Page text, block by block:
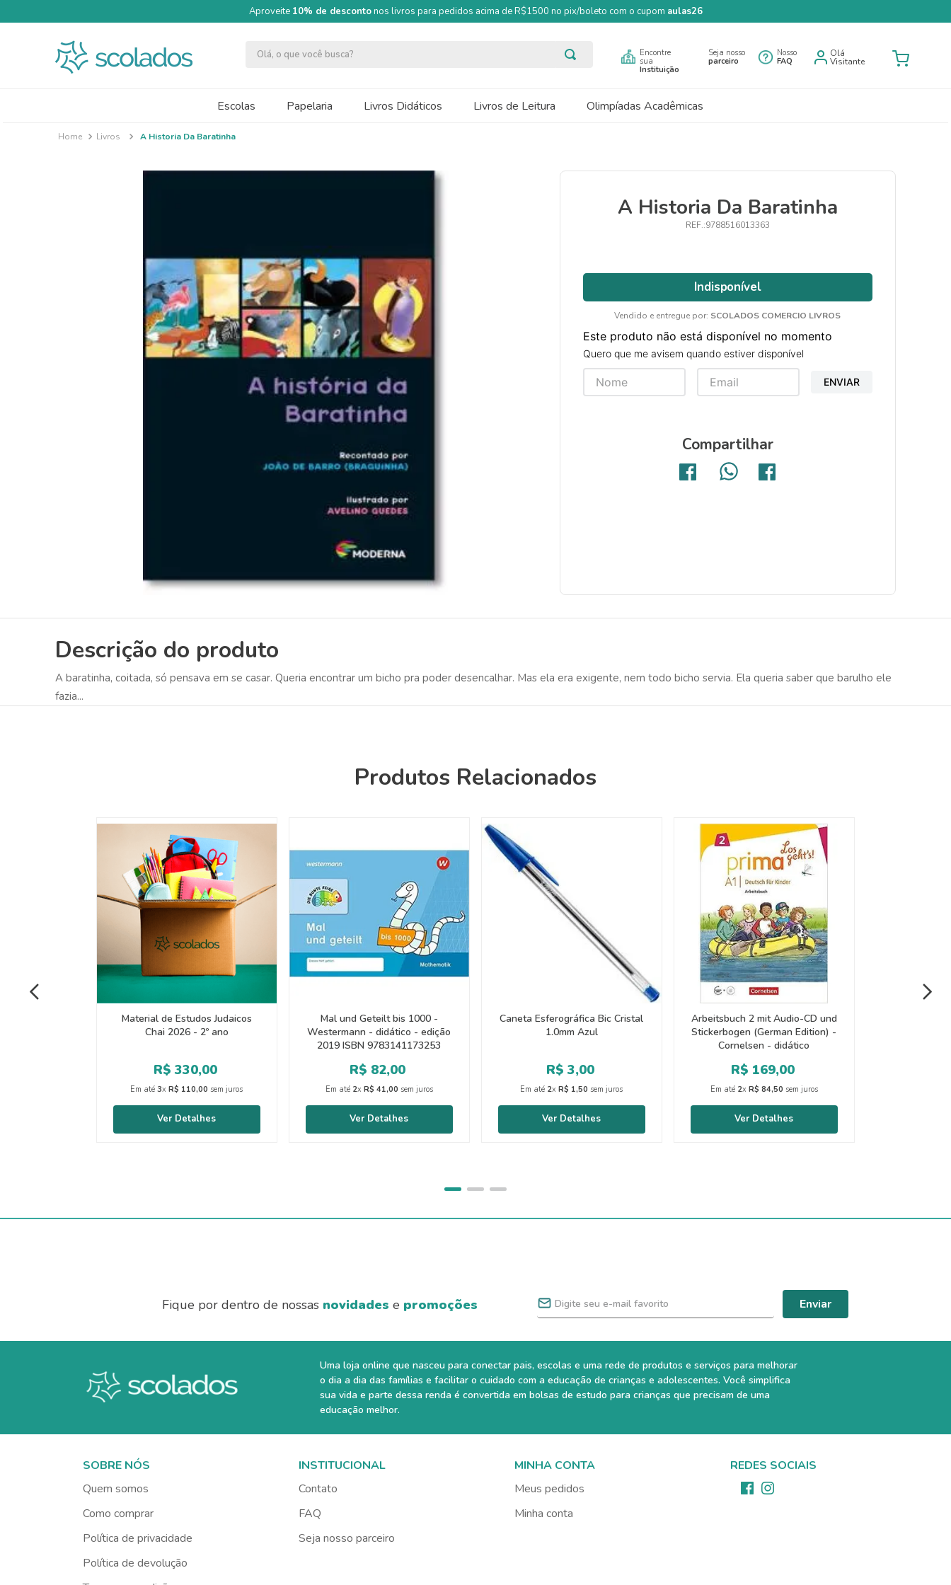
Aproveite 10% de descontonos livros para pedidos acima de R$1500 no pix/boleto com o cupom aulas26
Olá, o que você busca?
Encontre
sua
Instituição
Seja nosso
parceiro
Nosso
FAQ
Olá
Visitante
Escolas Papelaria Livros Didáticos Livros de Leitura Olimpíadas Acadêmicas
Livros A Historia Da Baratinha
A Historia Da Baratinha
9788516013363
Indisponível
Vendido e entregue por: SCOLADOS COMERCIO LIVROS
Este produto não está disponível no momento
Quero que me avisem quando estiver disponível
ENVIAR
Compartilhar
Descrição do produto
A baratinha, coitada, só pensava em se casar. Queria encontrar um bicho pra poder desencalhar. Mas ela era exigente, nem todo bicho servia. Ela queria saber que barulho ele
fazia...
Produtos Relacionados
Material de Estudos Judaicos
Chai 2026 - 2º ano
R$ 330,00
Em até3xR$ 110,00 sem juros
Mal und Geteilt bis 1000 -
Westermann - didático - edição
2019 ISBN 9783141173253
R$ 82,00
Em até 2x R$ 41,00 sem juros
Caneta Esferográfica Bic Cristal
1.0mm Azul
R$ 3,00
Em até 2xR$ 1,50 sem juros
Arbeitsbuch 2 mit Audio-CD und
Stickerbogen (German Edition) -
Cornelsen - didático
R$ 169,00
Em até 2x R$ 84,50 sem juros
Fique por dentro de nossas novidades e promoções Enviar
Uma loja online que nasceu para conectar pais, escolas e uma rede de produtos e serviços para melhorar
o dia a dia das famílias e facilitar o cuidado com a educação de crianças e adolescentes. Você simplifica
sua vida e parte dessa renda é convertida em bolsas de estudo para crianças que precisam de uma
educação melhor.
SOBRE NÓS
Quem somos
Como comprar
Política de privacidade
Política de devolução
INSTITUCIONAL
Contato
FAQ
Seja nosso parceiro
MINHA CONTA
Meus pedidos
Minha conta
REDES SOCIAIS
quimica moderna
tinta guache 250ml
guache
º papel crepom 48cmx2m